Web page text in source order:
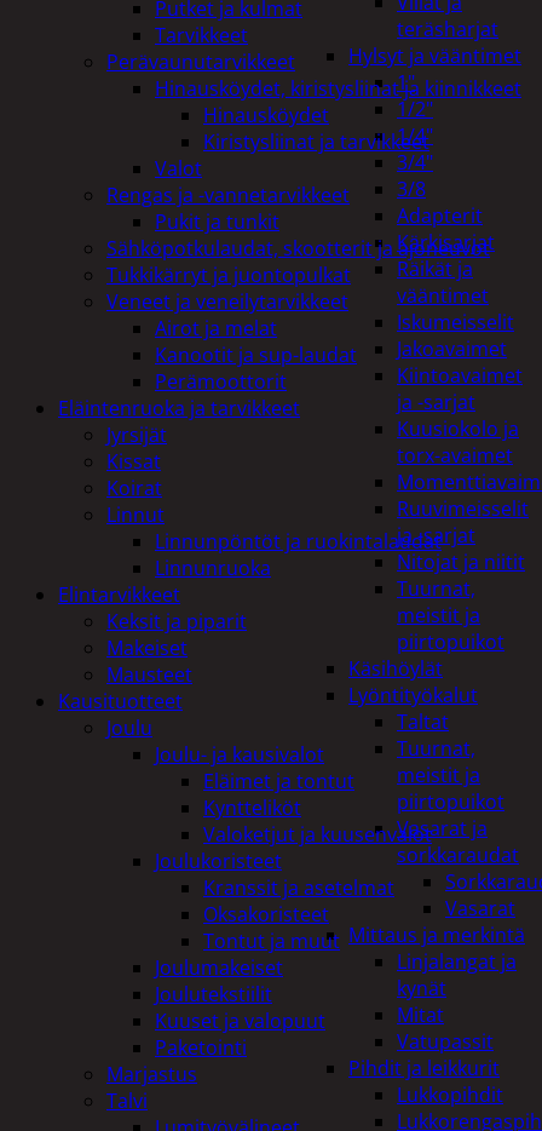
teräsharjat
Hylsyt ja vääntimet
1"
1/2"
1/4"
3/4"
3/8
Adapterit
Kärkisarjat
Räikät ja
vääntimet
Iskumeisselit
Jakoavaimet
Kiintoavaimet
ja -sarjat
Kuusiokolo ja
torx-avaimet
Ruuvimeisselit
ja -sarjat
Nitojat ja niitit
Tuurnat,
meistit ja
piirtopuikot
Käsihöylät
Lyöntityökalut
Taltat
Tuurnat,
meistit ja
piirtopuikot
Vasarat ja
sorkkaraudat
Vasarat
Mittaus ja merkintä
Linjalangat ja
kynät
Mitat
Vatupassit
Pihdit ja leikkurit
Lukkopihdit
Putket ja kulmat
Tarvikkeet
Perävaunutarvikkeet
Hinausköydet, kiristysliinat ja kiinnikkeet
Hinausköydet
Kiristysliinat ja tarvikkeet
Valot
Rengas ja -vannetarvikkeet
Pukit ja tunkit
Sähköpotkulaudat, skootterit ja ajoneuvot
Tukkikärryt ja juontopulkat
Veneet ja veneilytarvikkeet
Airot ja melat
Kanootit ja sup-laudat
Perämoottorit
Eläintenruoka ja tarvikkeet
Jyrsijät
Kissat
Koirat
Linnut
Linnunpöntöt ja ruokintalaudat
Linnunruoka
Elintarvikkeet
Keksit ja piparit
Makeiset
Mausteet
Kausituotteet
Joulu
Joulu- ja kausivalot
Eläimet ja tontut
Kyntteliköt
Valoketjut ja kuusenvalot
Joulukoristeet
Kranssit ja asetelmat
Oksakoristeet
Tontut ja muut
Joulumakeiset
Joulutekstiilit
Kuuset ja valopuut
Paketointi
Marjastus
Talvi